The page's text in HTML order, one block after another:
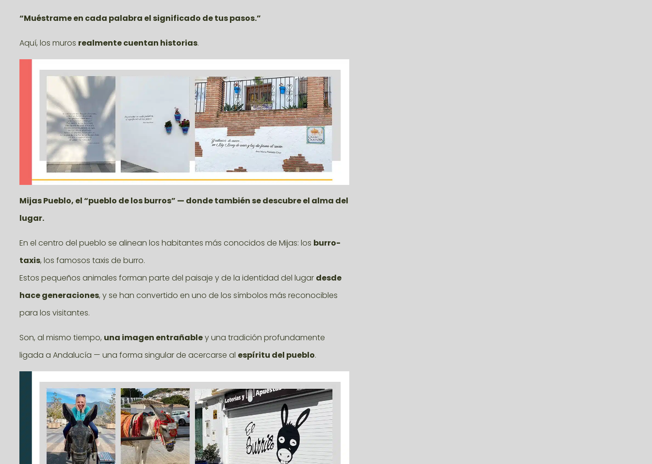
“Muéstrame en cada palabra el significado de tus pasos.”
Aquí, los muros realmente cuentan historias.
Mijas Pueblo, el “pueblo de los burros” — donde también se descubre el alma del
lugar.
En el centro del pueblo se alinean los habitantes más conocidos de Mijas: los burro-
taxis, los famosos taxis de burro.
Estos pequeños animales forman parte del paisaje y de la identidad del lugar desde
hace generaciones, y se han convertido en uno de los símbolos más reconocibles
para los visitantes.
Son, al mismo tiempo, una imagen entrañabley una tradición profundamente
ligada a Andalucía — una forma singular de acercarse al espíritu del pueblo.